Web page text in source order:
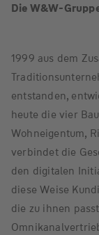
Die W&W-
1999 aus dem
entstanden,
heute die vier
Wohneigentum,
verbindet die
den digitalen
diese Weise
die zu ihnen